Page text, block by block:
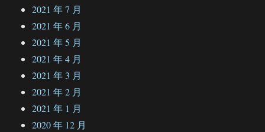
2021 年 7 月
2021 年 6 月
2021 年 5 月
2021 年 4 月
2021 年 3 月
2021 年 2 月
2021 年 1 月
2020 年 12 月